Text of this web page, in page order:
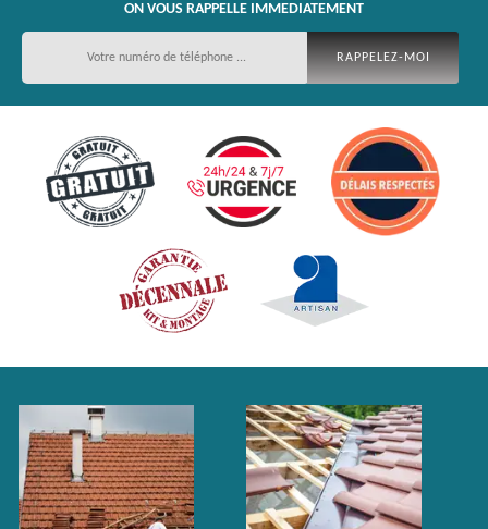
ON VOUS RAPPELLE IMMEDIATEMENT